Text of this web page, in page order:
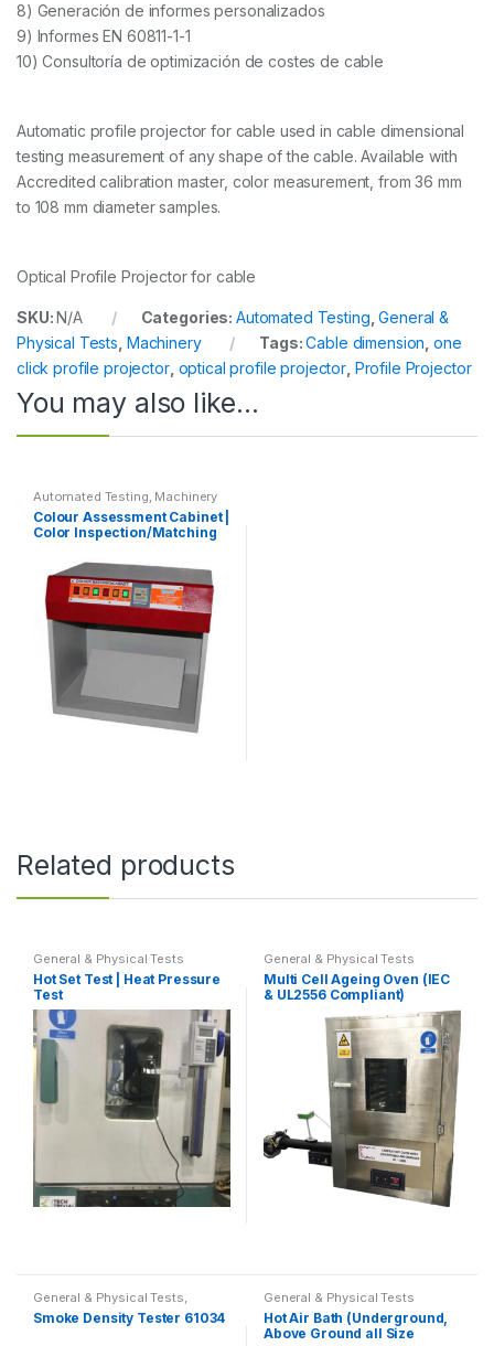
8) Generación de informes personalizados
9) Informes EN 60811-1-1
10) Consultoría de optimización de costes de cable
Automatic profile projector for cable used in cable dimensional
testing measurement of any shape of the cable. Available with
Accredited calibration master, color measurement, from 36 mm
to 108 mm diameter samples.
Optical Profile Projector for cable
SKU:N/A Categories: Automated Testing ,General &
Physical Tests Machinery Tags:Cable dimension ,one
click profile projector, optical profile projector Profile Projector
You may also like…
Automated Testing, Machinery
Colour Assessment Cabinet |
Color Inspection/Matching
multiple
may
be
chosen
on
product
Related products
General & Physical Tests
Hot Set Test | Heat Pressure
Test
General & Physical Tests
Multi Cell Ageing Oven (IEC
& UL2556 Compliant)
has
multiple
General & Physical Tests
Reaction to Fire Testing
Smoke Density Tester 61034
General & Physical Tests
Hot Air Bath (Underground,
Above Ground all Size